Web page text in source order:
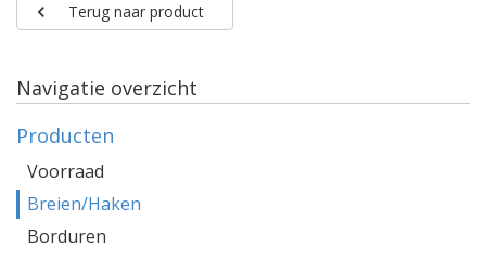
Terug naar product
Navigatie overzicht
Producten
Voorraad
Breien/Haken
Borduren